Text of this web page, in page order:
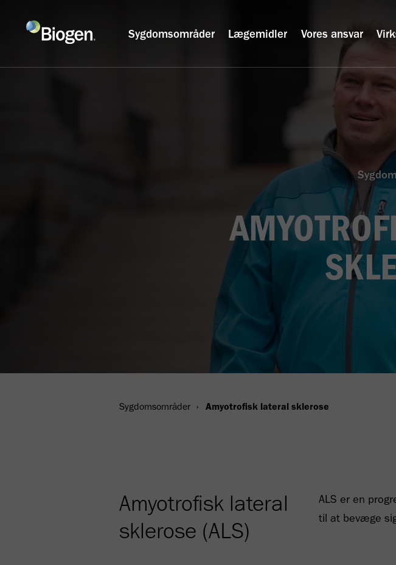
Sygdomsområder Lægemidler Vores ansvar
Sygdomsområder Amyotrofisk lateral sklerose
Amyotrofisk lateral
sklerose (ALS)
ALS er en
til at bevæge